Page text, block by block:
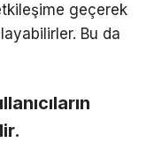
geçerek
Bu da